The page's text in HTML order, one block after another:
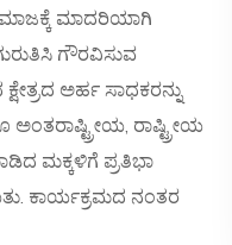
ಮಾದರಿಯಾಗಿ
ಗೌರವಿಸುವ
ಅರ್ಹ ಸಾಧಕರನ್ನು
ರಾಷ್ಟ್ರೀಯ
ಮಕ್ಕಳಿಗೆ ಪ್ರತಿಭಾ
ಕಾರ್ಯಕ್ರಮದ ನಂತರ